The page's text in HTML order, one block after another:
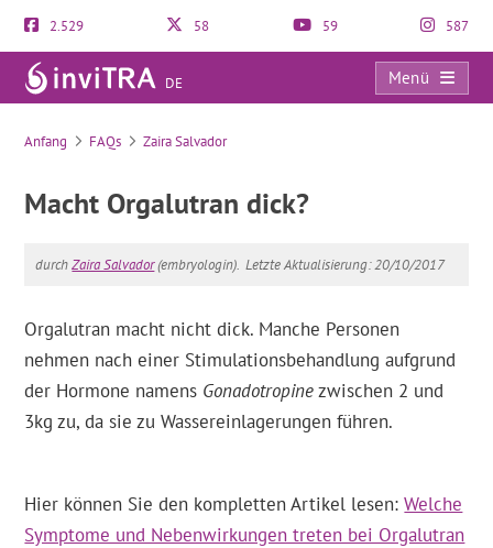
2.529 58 59 587
DE
Menü
FAQs
Anfang FAQs Zaira Salvador
Macht Orgalutran dick?
durchZaira Salvador(embryologin). Letzte Aktualisierung: 20/10/2017
Orgalutran macht nicht dick. Manche Personen
nehmen nach einer Stimulationsbehandlung aufgrund
der Hormone namens Gonadotropinezwischen 2 und
3kg zu, da sie zu Wassereinlagerungen führen.
Hier können Sie den kompletten Artikel lesen:Welche
Symptome und Nebenwirkungen treten bei Orgalutran